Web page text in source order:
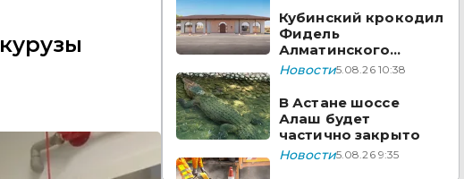
Кубинский крокодил
Фидель
Алматинского
зоопарка отметил
Новости5.08.26 10:38
В Астане шоссе
Алаш будет
частично закрыто
Новости5.08.26 9:35